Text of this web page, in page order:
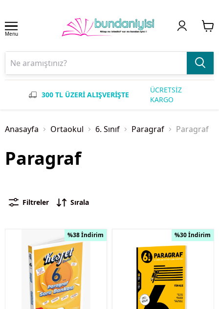
Menu
300 TL ÜZERİ ALIŞVERİŞTE
ÜCRETSİZ
KARGO
Anasayfa Ortaokul 6. Sınıf Paragraf Paragraf
Paragraf
Filtreler Sırala
%38 İndirim %30 İndirim